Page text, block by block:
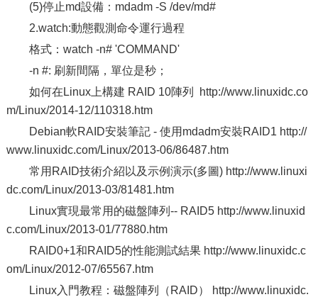
(5)停止md設備：mdadm -S /dev/md#
2.watch:動態觀測命令運行過程
格式：watch -n# 'COMMAND'
-n #: 刷新間隔，單位是秒；
如何在Linux上構建 RAID 10陣列 http://www.linuxidc.co
m/Linux/2014-12/110318.htm
Debian軟RAID安裝筆記 - 使用mdadm安裝RAID1 http://
www.linuxidc.com/Linux/2013-06/86487.htm
常用RAID技術介紹以及示例演示(多圖) http://www.linuxi
dc.com/Linux/2013-03/81481.htm
Linux實現最常用的磁盤陣列-- RAID5 http://www.linuxid
c.com/Linux/2013-01/77880.htm
RAID0+1和RAID5的性能測試結果 http://www.linuxidc.c
om/Linux/2012-07/65567.htm
Linux入門教程：磁盤陣列（RAID） http://www.linuxidc.